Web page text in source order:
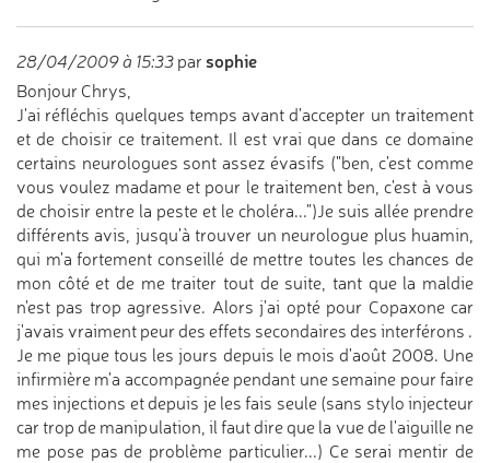
28/04/2009 à 15:33 par sophie
Bonjour Chrys,
J'ai réfléchis quelques temps avant d'accepter un traitement
et de choisir ce traitement. Il est vrai que dans ce domaine
certains neurologues sont assez évasifs ("ben, c'est comme
vous voulez madame et pour le traitement ben, c'est à vous
de choisir entre la peste et le choléra...")Je suis allée prendre
différents avis, jusqu'à trouver un neurologue plus huamin,
qui m'a fortement conseillé de mettre toutes les chances de
mon côté et de me traiter tout de suite, tant que la maldie
n'est pas trop agressive. Alors j'ai opté pour Copaxone car
j'avais vraiment peur des effets secondaires des interférons .
Je me pique tous les jours depuis le mois d'août 2008. Une
infirmière m'a accompagnée pendant une semaine pour faire
mes injections et depuis je les fais seule (sans stylo injecteur
car trop de manipulation, il faut dire que la vue de l'aiguille ne
me pose pas de problème particulier...) Ce serai mentir de